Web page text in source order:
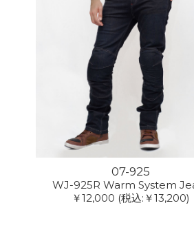
07-925
WJ-925R Warm System
￥12,000 (税込:￥13,200)